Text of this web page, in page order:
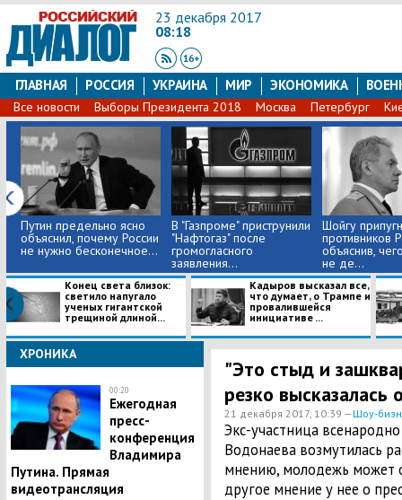
23 декабря 2017
08:18
ГЛАВНАЯ РОССИЯ УКРАИНА МИР ЭКОНОМИКА
Все новости Выборы Президента 2018 Москва Петербург
Путин предельно ясно
объяснил, почему России
не нужно бесконечное...
В "Газпроме" приструнили
"Нафтогаз" после
громогласного
заявления...
Шойгу
противников
объяснив,
не де...
Конец света близок:
светило напугало
ученых гигантской
трещиной длиной...
Кадыров высказал все,
что думает, о Трампе и
провалившейся
инициативе ...
ХРОНИКА
00:20
Ежегодная
пресс-
конференция
Владимира
Путина. Прямая
видеотрансляция
"Это стыд и
резко
21 декабря 2017, 10:39 —Шоу-
​Экс-участница
Водонаева возмутилась
мнению, молодежь может
другое мнение у нее о